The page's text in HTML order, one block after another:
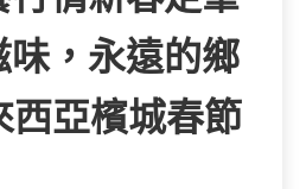
味，永遠的鄉
亞檳城春節